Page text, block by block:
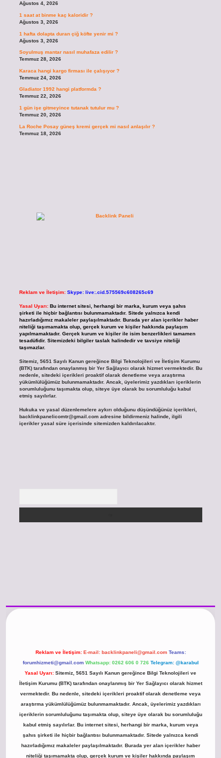
Ağustos 4, 2026
1 saat at binme kaç kaloridir ?
Ağustos 3, 2026
1 hafta dolapta duran çiğ köfte yenir mi ?
Ağustos 3, 2026
Soyulmuş mantar nasıl muhafaza edilir ?
Temmuz 28, 2026
Karaca hangi kargo firması ile çalışıyor ?
Temmuz 24, 2026
Gladiator 1992 hangi platformda ?
Temmuz 22, 2026
1 gün işe gitmeyince tutanak tutulur mu ?
Temmuz 20, 2026
La Roche Posay güneş kremi gerçek mi nasıl anlaşılır ?
Temmuz 18, 2026
Reklam ve İletişim: Skype: live:.cid.575569c608265c69
Yasal Uyarı: Bu internet sitesi, herhangi bir marka, kurum veya şahıs
şirketi ile hiçbir bağlantısı bulunmamaktadır. Sitede yalnızca kendi
hazırladığımız makaleler paylaşılmaktadır. Burada yer alan içerikler haber
niteliği taşımamakta olup, gerçek kurum ve kişiler hakkında paylaşım
yapılmamaktadır. Gerçek kurum ve kişiler ile isim benzerlikleri tamamen
tesadüfidir. Sitemizdeki bilgiler taslak halindedir ve tavsiye niteliği
taşımazlar.
Sitemiz, 5651 Sayılı Kanun gereğince Bilgi Teknolojileri ve İletişim Kurumu
(BTK) tarafından onaylanmış bir Yer Sağlayıcı olarak hizmet vermektedir. Bu
nedenle, sitedeki içerikleri proaktif olarak denetleme veya araştırma
yükümlülüğümüz bulunmamaktadır. Ancak, üyelerimiz yazdıkları içeriklerin
sorumluluğunu taşımakta olup, siteye üye olarak bu sorumluluğu kabul
etmiş sayılırlar.
Hukuka ve yasal düzenlemelere aykırı olduğunu düşündüğünüz içerikleri,
backlinkpanelicomtr@gmail.comadresine bildirmeniz halinde, ilgili
içerikler yasal süre içerisinde sitemizden kaldırılacaktır.
Reklam ve İletişim: E-mail: backlinkpaneli@gmail.com Teams:
forumhizmeti@gmail.com Whatsapp: 0262 606 0 726 Telegram: @karabul
Yasal Uyarı: Sitemiz, 5651 Sayılı Kanun gereğince Bilgi Teknolojileri ve
İletişim Kurumu (BTK) tarafından onaylanmış bir Yer Sağlayıcı olarak hizmet
vermektedir. Bu nedenle, sitedeki içerikleri proaktif olarak denetleme veya
araştırma yükümlülüğümüz bulunmamaktadır. Ancak, üyelerimiz yazdıkları
içeriklerin sorumluluğunu taşımakta olup, siteye üye olarak bu sorumluluğu
kabul etmiş sayılırlar. Bu internet sitesi, herhangi bir marka, kurum veya
şahıs şirketi ile hiçbir bağlantısı bulunmamaktadır. Sitede yalnızca kendi
hazırladığımız makaleler paylaşılmaktadır. Burada yer alan içerikler haber
niteliği taşımamakta olup, gerçek kurum ve kişiler hakkında paylaşım